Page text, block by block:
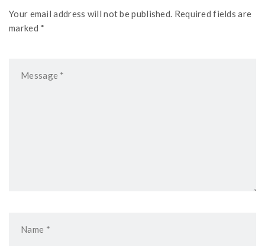
Your email address will not be published. Required fields are
marked *